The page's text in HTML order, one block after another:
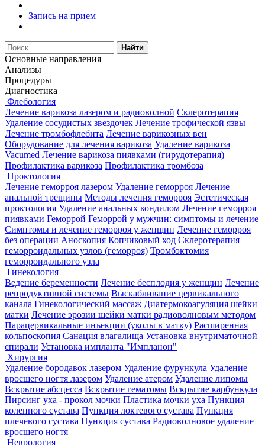
Запись на прием
Найти
Основные направления
Анализы
Процедуры
Диагностика
Флебология
Лечение варикоза лазером и радиоволной Склеротерапия
Удаление сосудистых звездочек Лечение трофической язвы
Лечение тромбофлебита Лечение варикозных вен
Оборудование для лечения варикоза Удаление варикоза
Vacumed Лечение варикоза пиявками (гирудотерапия)
Профилактика варикоза Профилактика тромбоза
Проктология
Лечение геморроя лазером Удаление геморроя Лечение
анальной трещины Методы лечения геморроя Эстетическая
проктология Удаление анальных кондилом Лечение геморроя
пиявками Геморрой Геморрой у мужчин: симптомы и лечение
Симптомы и лечение геморроя у женщин Лечение геморроя
без операции Аноскопия Копчиковый ход Склеротерапия
геморроидальных узлов (геморроя) Тромбэктомия
геморроидального узла
Гинекология
Ведение беременности Лечение бесплодия у женщин Лечение
репродуктивной системы Выскабливание цервикального
канала Гинекологический массаж Диатермокоагуляция шейки
матки Лечение эрозии шейки матки радиоволновым методом
Парацервикальные инъекции (уколы в матку) Расширенная
кольпоскопия Санация влагалища Установка внутриматочной
спирали Установка импланта "Импланон"
Хирургия
Удаление бородавок лазером Удаление фурункула Удаление
вросшего ногтя лазером Удаление атером Удаление липомы
Вскрытие абсцесса Вскрытие гематомы Вскрытие карбункула
Пирсинг уха - прокол мочки Пластика мочки уха Пункция
коленного сустава Пункция локтевого сустава Пункция
плечевого сустава Пункция сустава Радиоволновое удаление
вросшего ногтя
Неврология